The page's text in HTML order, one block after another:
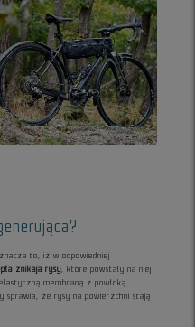
to, iż w odpowiedniej
znikaja rysy, które powstały na niej
membraną z powłoką
sprawia, że rysy na powierzchni stają